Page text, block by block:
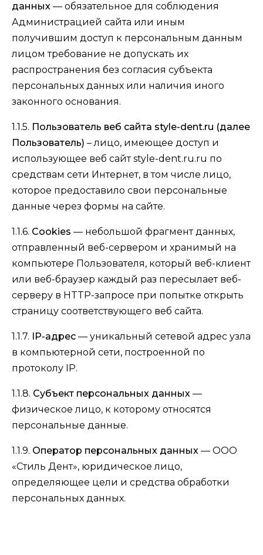
данных — обязательное для соблюдения
Администрацией сайта или иным
получившим доступ к персональным данным
лицом требование не допускать их
распространения без согласия субъекта
персональных данных или наличия иного
законного основания.
1.1.5. Пользователь веб сайта style-dent.ru (далее
Пользователь) – лицо, имеющее доступ и
использующее веб сайт style-dent.ru.ru по
средствам сети Интернет, в том числе лицо,
которое предоставило свои персональные
данные через формы на сайте.
1.1.6. Cookies — небольшой фрагмент данных,
отправленный веб-сервером и хранимый на
компьютере Пользователя, который веб-клиент
или веб-браузер каждый раз пересылает веб-
серверу в HTTP-запросе при попытке открыть
страницу соответствующего веб сайта.
1.1.7. IP-адрес — уникальный сетевой адрес узла
в компьютерной сети, построенной по
протоколу IP.
1.1.8. Субъект персональных данных —
физическое лицо, к которому относятся
персональные данные.
1.1.9. Оператор персональных данных — ООО
«Стиль Дент», юридическое лицо,
определяющее цели и средства обработки
персональных данных.